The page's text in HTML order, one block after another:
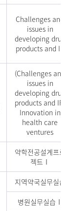
Challenges and
issues in
developing drug
products and IP
(Challenges and
issues in
developing drug
products and IP)
Innovation in
health care
ventures
약학전공설계프로
젝트Ⅰ
지역약국실무실습
병원실무실습Ⅰ